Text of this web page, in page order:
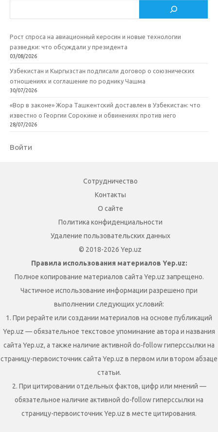
Рост спроса на авиационный керосин и новые технологии
разведки: что обсуждали у президента
03/08/2026
Узбекистан и Кыргызстан подписали договор о союзнических
отношениях и соглашение по роднику Чашма
30/07/2026
«Вор в законе» Жора Ташкентский доставлен в Узбекистан: что
известно о Георгии Сорокине и обвинениях против него
28/07/2026
Войти
Сотрудничество
Контакты
О сайте
Политика конфиденциальности
Удаление пользовательских данных
© 2018-2026 Yep.uz
Правила использования материалов Yep.uz:
Полное копирование материалов сайта Yep.uz запрещено.
Частичное использование информации разрешено при
выполнении следующих условий:
1. При рерайте или создании материалов на основе публикаций
Yep.uz — обязательное текстовое упоминание автора и названия
сайта Yep.uz, а также наличие активной do-follow гиперссылки на
страницу-первоисточник сайта Yep.uz в первом или втором абзаце
статьи.
2. При цитировании отдельных фактов, цифр или мнений —
обязательное наличие активной do-follow гиперссылки на
страницу-первоисточник Yep.uz в месте цитирования.